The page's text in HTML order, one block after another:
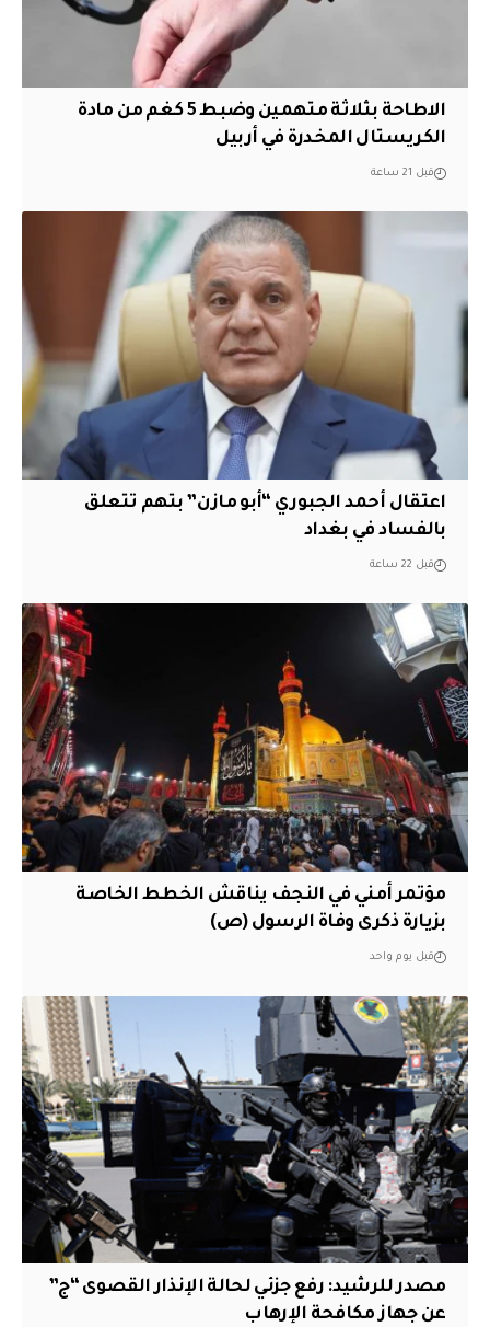
الاطاحة بثلاثة متهمين وضبط 5 كغم من مادة
الكريستال المخدرة ​في أربيل
قبل 21 ساعة
اعتقال أحمد الجبوري “أبو مازن” بتهم تتعلق
بالفساد في بغداد
قبل 22 ساعة
مؤتمر أمني في النجف يناقش الخطط الخاصة
بزيارة ذكرى وفاة الرسول (ص)
قبل يوم واحد
مصدر للرشيد: رفع جزئي لحالة الإنذار القصوى “ج”
عن جهاز مكافحة الإرهاب